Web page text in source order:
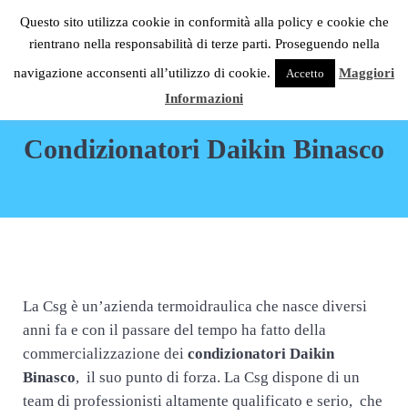
C.S.G. Impianti
Menu
Condizionatori Daikin Binasco
La Csg è un’azienda termoidraulica che nasce diversi
anni fa e con il passare del tempo ha fatto della
commercializzazione dei condizionatori Daikin
Binasco, il suo punto di forza. La Csg dispone di un
team di professionisti altamente qualificato e serio, che
Questo sito utilizza cookie in conformità alla policy e cookie che
rientrano nella responsabilità di terze parti. Proseguendo nella
navigazione acconsenti all’utilizzo di cookie.
Accetto
Maggiori
Informazioni